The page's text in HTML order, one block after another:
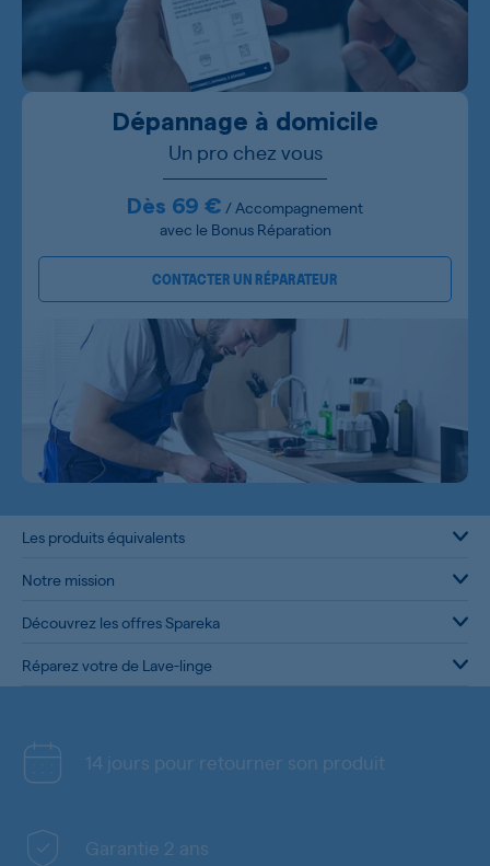
Dépannage à domicile
Un pro chez vous
Dès 69 € / Accompagnement
avec le Bonus Réparation
CONTACTER UN RÉPARATEUR
Les produits équivalents
Notre mission
Découvrez les offres Spareka
Réparez votre de Lave-linge
14 jours pour retourner son produit
Garantie 2 ans